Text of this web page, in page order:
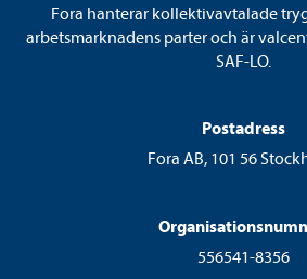
Fora hanterar kollektivavtalade
arbetsmarknadens parter och är
SAF-LO.
Postadress
Fora AB, 101 56
556541-8356